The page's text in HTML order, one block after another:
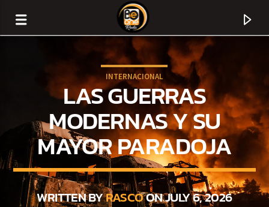
INTERNACIONAL
LAS GUERRAS
MODERNAS Y SU
MAYOR PARADOJA
WRITTEN BYRASCOON JULY 6, 2026